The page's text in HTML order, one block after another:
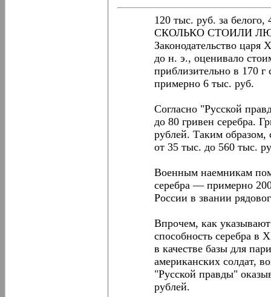
120 тыс. руб. за белого,
СКОЛЬКО СТОИЛИ
Законодательство
до н. э., оценивало
приблизительно в 170 г
примерно 6 тыс. руб.
Согласно "Русской
до 80 гривен серебра.
рублей. Таким образом,
от 35 тыс. до 560 тыс.
Военным наемникам
серебра — примерно
России в звании
Впрочем, как указывают
способность серебра в
в качестве базы для
американских солдат,
"Русской правды"
рублей.